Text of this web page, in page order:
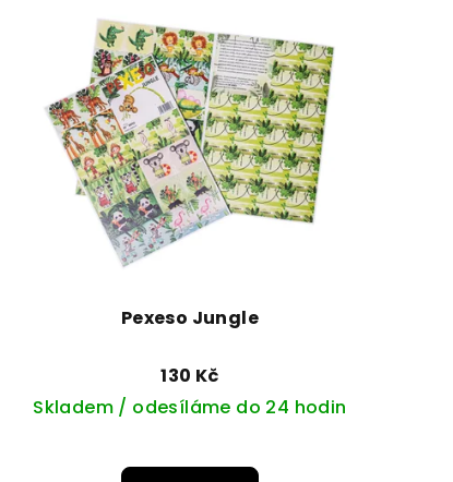
Pexeso Jungle
130 Kč
Skladem / odesíláme do 24 hodin